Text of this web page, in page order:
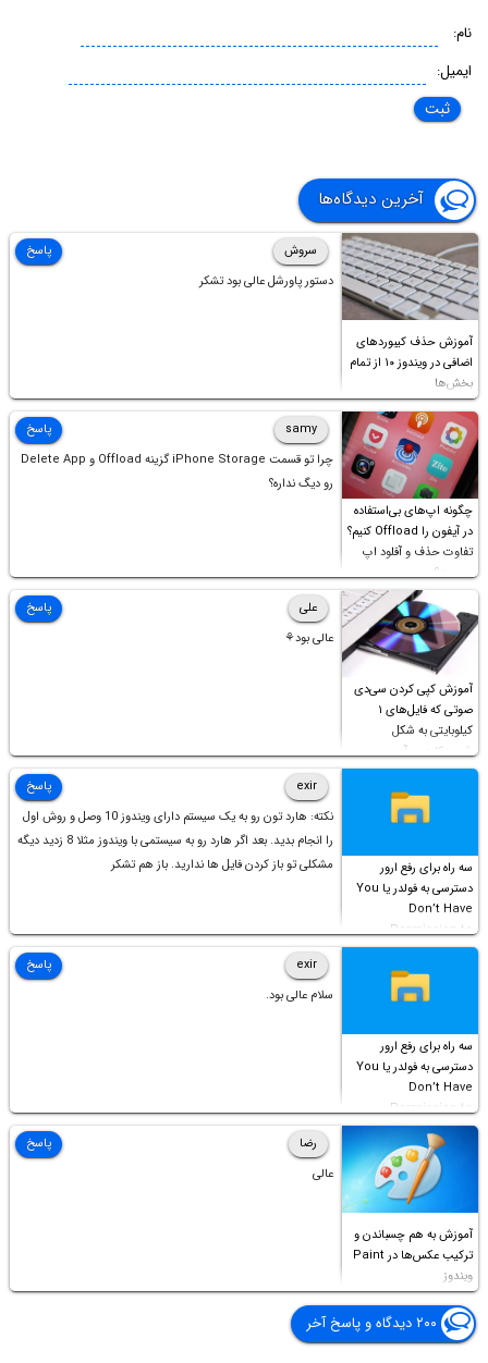
نام:
ایمیل:
آخرین دیدگاه‌ها
آموزش حذف کیبوردهای
اضافی در ویندوز ۱۰ از تمام
بخش‌ها
سروش
دستور پاورشل عالی بود تشکر
پاسخ
چگونه اپ‌های بی‌استفاده
در آیفون را Offload کنیم؟
تفاوت حذف و آفلود اپ
چیست؟
samy
چرا تو قسمت iPhone Storage گزینه Offload و Delete App
رو دیگ نداره؟
پاسخ
آموزش کپی کردن سی‌دی
صوتی که فایل‌های ۱
کیلوبایتی به شکل
شورت‌کات در آن موجود
است!
علی
عالی بود⚘
پاسخ
سه راه برای رفع ارور
دسترسی به فولدر یا You
Don’t Have
Permission to
Access this folder
exir
نکته: هارد تون رو به یک سیستم دارای ویندوز 10 وصل و روش اول
را انجام بدید. بعد اگر هارد رو به سیستمی با ویندوز مثلا 8 زدید دیگه
مشکلی تو باز کردن فایل ها ندارید. باز هم تشکر
پاسخ
سه راه برای رفع ارور
دسترسی به فولدر یا You
Don’t Have
Permission to
Access this folder
exir
سلام عالی بود.
پاسخ
آموزش به هم چسباندن و
ترکیب عکس‌ها در Paint
ویندوز
رضا
عالی
پاسخ
۲۰۰ دیدگاه و پاسخ آخر